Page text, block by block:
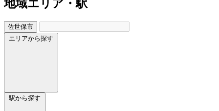
地域エリア・駅
佐世保市
エリアから探す
駅から探す